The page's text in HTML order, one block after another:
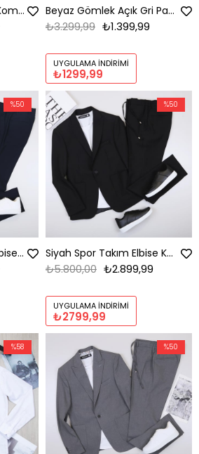
Bej Spor Takım Elbise Kombini Erkek | Slim Fit Şık Günlük Set Beyaz Gömlek Açık Gri Pantolon Ayakkabı Kombin
₺1.399,99
₺3.299,99
UYGULAMA İNDIRIMI
₺1299,99
Lacivert Spor Takım Elbise Kombini Erkek | Slim Fit Şık Günlük Set
%50
Siyah Spor Takım Elbise Kombini Erkek | Slim Fit Şık Günlük Set
₺2.899,99
₺5.800,00
UYGULAMA İNDIRIMI
₺2799,99
%50
%58 %50